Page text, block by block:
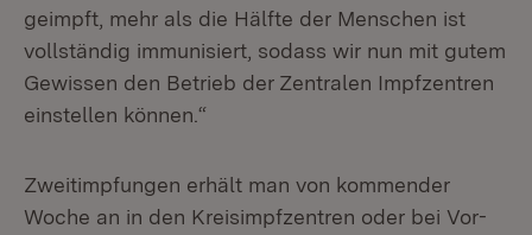
geimpft, mehr als die Hälfte der Menschen ist
vollständig immunisiert, sodass wir nun mit gutem
Gewissen den Betrieb der Zentralen Impfzentren
einstellen können.“
Zweitimpfungen erhält man von kommender
Woche an in den Kreisimpfzentren oder bei Vor-